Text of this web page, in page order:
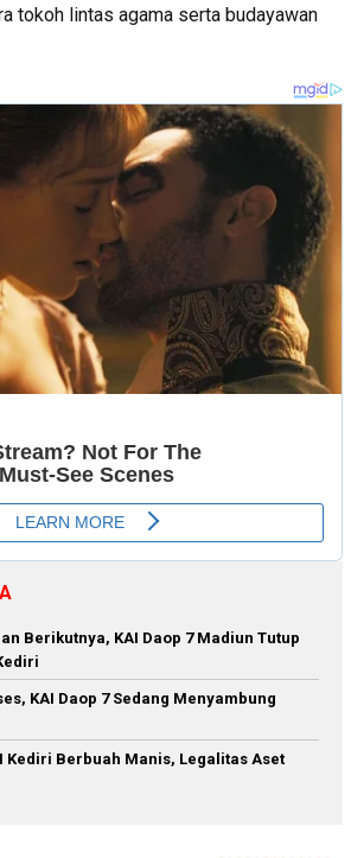
tokoh lintas agama serta budayawan
Berikutnya, KAI Daop 7 Madiun Tutup
KAI Daop 7 Sedang Menyambung
Kediri Berbuah Manis, Legalitas Aset